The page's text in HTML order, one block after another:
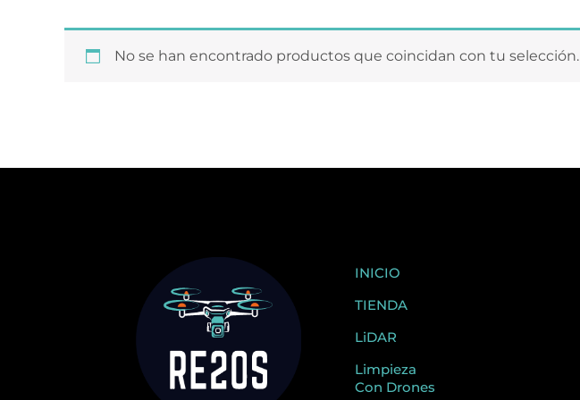
No se han encontrado productos que coincidan con tu selección.
INICIO
TIENDA
LiDAR
Limpieza
Con Drones